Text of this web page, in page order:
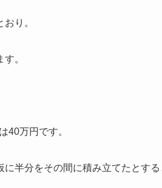
り。
。
40万円です。
半分をその間に積み立てたとす